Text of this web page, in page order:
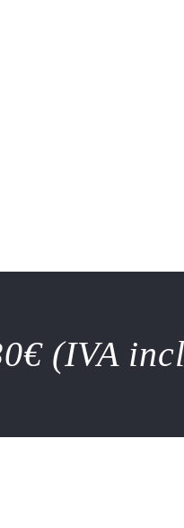
(IVA